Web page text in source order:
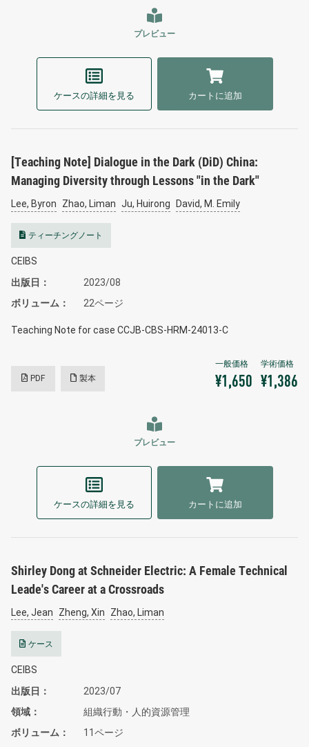
プレビュー
ケースの詳細を見る カートに追加
[Teaching Note] Dialogue in the Dark (DiD) China:
Managing Diversity through Lessons "in the Dark"
Lee, Byron Zhao, Liman Ju, Huirong David, M. Emily
ティーチングノート
CEIBS
出版日
2023/08
ボリューム
22ページ
Teaching Note for case CCJB-CBS-HRM-24013-C
PDF 製本 ¥1,650 ¥1,386
プレビュー
ケースの詳細を見る カートに追加
Shirley Dong at Schneider Electric: A Female Technical
Leade's Career at a Crossroads
Lee, Jean Zheng, Xin Zhao, Liman
ケース
CEIBS
出版日
2023/07
領域
組織行動・人的資源管理
ボリューム
11ページ